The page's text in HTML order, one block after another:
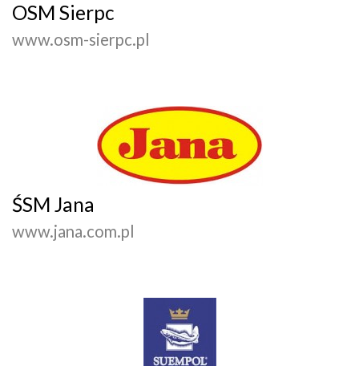
OSM Sierpc
www.osm-sierpc.pl
ŚSM Jana
www.jana.com.pl